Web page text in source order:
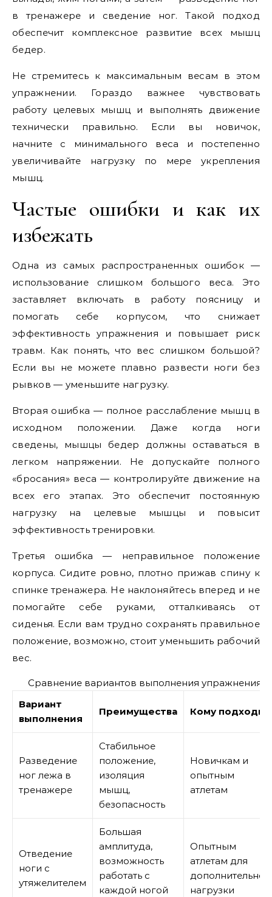
в тренажере и сведение ног. Такой подход
обеспечит комплексное развитие всех мышц
бедер.
Не стремитесь к максимальным весам в этом
упражнении. Гораздо важнее чувствовать
работу целевых мышц и выполнять движение
технически правильно. Если вы новичок,
начните с минимального веса и постепенно
увеличивайте нагрузку по мере укрепления
мышц.
Частые ошибки и как их
избежать
Одна из самых распространенных ошибок —
использование слишком большого веса. Это
заставляет включать в работу поясницу и
помогать себе корпусом, что снижает
эффективность упражнения и повышает риск
травм. Как понять, что вес слишком большой?
Если вы не можете плавно развести ноги без
рывков — уменьшите нагрузку.
Вторая ошибка — полное расслабление мышц в
исходном положении. Даже когда ноги
сведены, мышцы бедер должны оставаться в
легком напряжении. Не допускайте полного
«бросания» веса — контролируйте движение на
всех его этапах. Это обеспечит постоянную
нагрузку на целевые мышцы и повысит
эффективность тренировки.
Третья ошибка — неправильное положение
корпуса. Сидите ровно, плотно прижав спину к
спинке тренажера. Не наклоняйтесь вперед и не
помогайте себе руками, отталкиваясь от
сиденья. Если вам трудно сохранять правильное
положение, возможно, стоит уменьшить рабочий
вес.
Сравнение вариантов выполнения упражнения
Вариант
выполнения
Преимущества Кому подходит
Разведение
ног лежа в
тренажере
Стабильное
положение,
изоляция
мышц,
безопасность
Новичкам и
опытным
атлетам
Отведение
ноги с
утяжелителем
Большая
амплитуда,
возможность
работать с
каждой ногой
Опытным
атлетам для
дополнительной
нагрузки